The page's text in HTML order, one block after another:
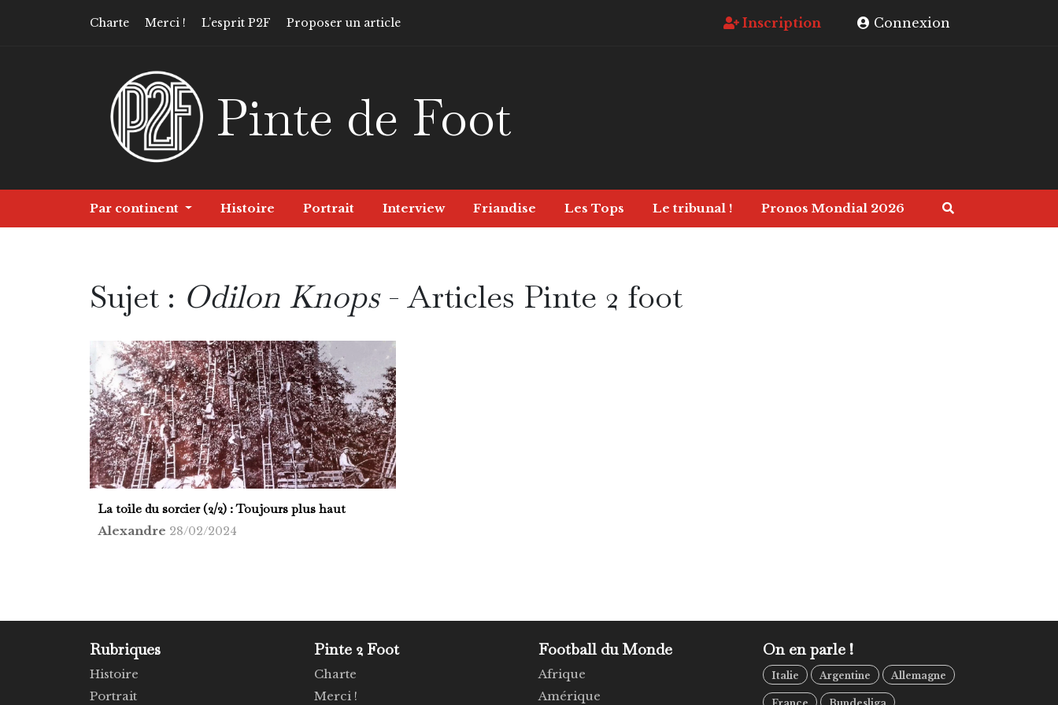
Charte Merci ! L’esprit P2F Proposer un article Inscription Connexion
Pinte de Foot
Par continent Histoire Portrait Interview Friandise Les Tops Le tribunal ! Pronos Mondial 2026
Sujet : Odilon Knops- Articles Pinte 2 foot
La toile du sorcier (2/2) : Toujours plus haut
Alexandre 28/02/2024
Rubriques
Histoire
Portrait
Pinte 2 Foot
Charte
Merci !
Football du Monde
Afrique
Amérique
On en parle !
Italie Argentine Allemagne